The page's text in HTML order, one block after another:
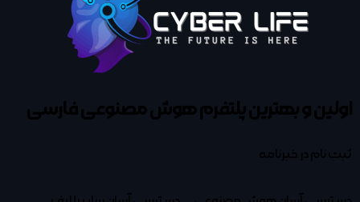
اولین و بهترین پلتفرمهوش مصنوعی فارسی
ثبت نام در خبرنامه